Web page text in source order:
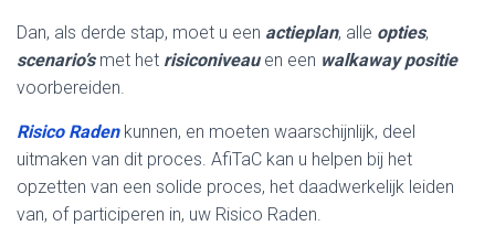
Dan, als derde stap, moet u een actieplan, alle opties,
scenario’smet het risiconiveauen een walkaway positie
voorbereiden.
Risico Radenkunnen, en moeten waarschijnlijk, deel
uitmaken van dit proces. AfiTaC kan u helpen bij het
opzetten van een solide proces, het daadwerkelijk leiden
van, of participeren in, uw Risico Raden.